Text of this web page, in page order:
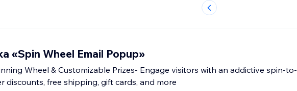
«Spin Wheel Email Popup»
Wheel & Customizable Prizes- Engage visitors with an addictive spin-to-
discounts, free shipping, gift cards, and more